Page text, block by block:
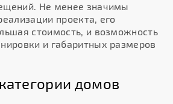
Не менее значимы
проекта, его
стоимость, и возможность
и габаритных размеров
домов